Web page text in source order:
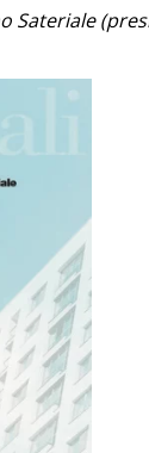
Sateriale